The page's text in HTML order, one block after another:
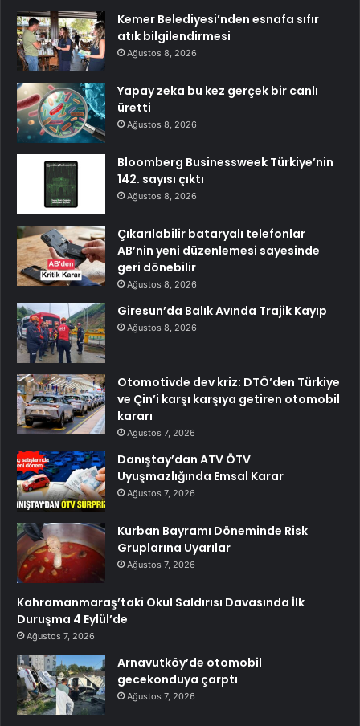
Kemer Belediyesi’nden esnafa sıfır
atık bilgilendirmesi
Ağustos 8, 2026
Yapay zeka bu kez gerçek bir canlı
üretti
Ağustos 8, 2026
Bloomberg Businessweek Türkiye’nin
142. sayısı çıktı
Ağustos 8, 2026
Çıkarılabilir bataryalı telefonlar
AB’nin yeni düzenlemesi sayesinde
geri dönebilir
Ağustos 8, 2026
Giresun’da Balık Avında Trajik Kayıp
Ağustos 8, 2026
Otomotivde dev kriz: DTÖ’den Türkiye
ve Çin’i karşı karşıya getiren otomobil
kararı
Ağustos 7, 2026
Danıştay’dan ATV ÖTV
Uyuşmazlığında Emsal Karar
Ağustos 7, 2026
Kurban Bayramı Döneminde Risk
Gruplarına Uyarılar
Ağustos 7, 2026
Kahramanmaraş’taki Okul Saldırısı Davasında İlk
Duruşma 4 Eylül’de
Ağustos 7, 2026
Arnavutköy’de otomobil
gecekonduya çarptı
Ağustos 7, 2026